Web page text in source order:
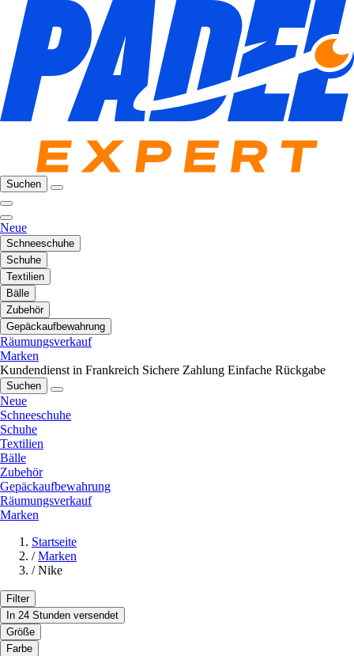
Suchen
Neue
Schneeschuhe
Schuhe
Textilien
Bälle
Zubehör
Gepäckaufbewahrung
Räumungsverkauf
Marken
Kundendienst in Frankreich Sichere Zahlung Einfache Rückgabe
Suchen
Neue
Schneeschuhe
Schuhe
Textilien
Bälle
Zubehör
Gepäckaufbewahrung
Räumungsverkauf
Marken
Startseite
/ Marken
/ Nike
Filter
In 24 Stunden versendet
Größe
Farbe